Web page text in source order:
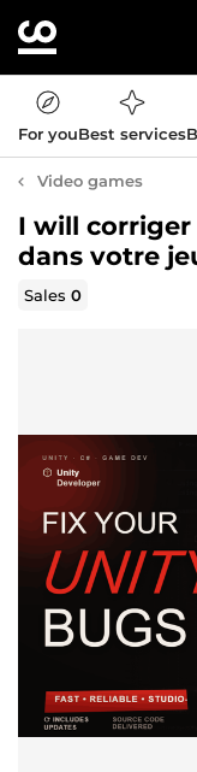
For youBest services
Video games
I will corriger
dans votre
Sales0